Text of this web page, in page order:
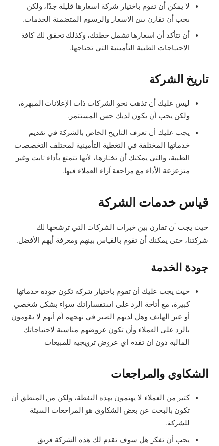
لا يمكن أن تقوم باختيار شركة اسعارها قليلة جدًا، ولكن
يجب أن تقارن بين الاسعار والرسوم المتضمنة الخدمات.
أن تتأكد أن اسعارها تشمل خطتك، وكذلك تحقق لك كافة
الاحتياجات الطبية التأمينية التي تحتاجها.
تاريخ الشركة
ليس عليك أن تذهب نحو الشركات ذات الإعلانات المبهرة،
ولكن يجب أن يكون لديك حس المستثمر.
يجب عليك أن تعرف التاريخ الخاص بالشركة في تقديم
خدماتها المختلفة في التغطية التأمينية لمختلف التخصصات
الطبية، والتي يمكنك أن تختارها، لأنها تتمتع بأداء ثابت وغير
متزعزعة الأداء مع مراجعة آراء العملاء فيها.
قياس خدمات الشركة
حيث يجب أن تقارن بين خبرات الشركات التي ترشحها لك
شركتنا، حتى يمكنك أن تقوم بالقياس بينهم ومعرفة أيهم الأفضل.
جودة الخدمة
حيث يجب عليك أن تقوم باختيار شركة تكون جودة خدماتها
كبيرة، مع أتاحة الرد على استفساراتك سواء بشكل شخصي
أو عبر الهاتف وهل لديهم الصبر في نهجهم أم أنهم لا يقومون
بالرد على العملاء وأن تكون عروضهم مناسبة لاحتياجاتك
الماليه دون ان تقدم اي عروض ترويجيه للمبيعات
الشكاوي والمراجعات
كثير من العملاء لا يهتمون بهذه النقطة، ولكن من المنطق أن
تكون بالبحث عن بعض الشكاوى هو المراجعات السيئة
للشركة.
يجب أن تفكر هل سوف تقدم لك هذه الشركة فريق